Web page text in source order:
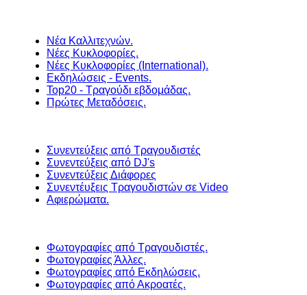
Νέα Καλλιτεχνών.
Νέες Κυκλοφορίες.
Νέες Κυκλοφορίες (International).
Εκδηλώσεις - Events.
Top20 - Τραγούδι εβδομάδας.
Πρώτες Μεταδόσεις.
Συνεντεύξεις από Τραγουδιστές
Συνεντεύξεις από DJ's
Συνεντεύξεις Διάφορες
Συνεντέυξεις Τραγουδιστών σε Video
Αφιερώματα.
Φωτογραφίες από Τραγουδιστές.
Φωτογραφίες Άλλες.
Φωτογραφίες από Εκδηλώσεις.
Φωτογραφίες από Ακροατές.